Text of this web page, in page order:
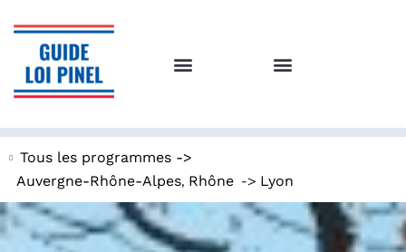
Tous les programmes ->
Auvergne-Rhône-Alpes, Rhône -> Lyon